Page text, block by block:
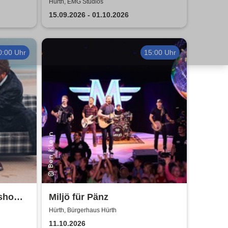
Hürth, EMG Studios
15.09.2026 - 01.10.2026
Uhr 15:00 Uhr
Miljö für Pänz
Hürth, Bürgerhaus Hürth
11.10.2026